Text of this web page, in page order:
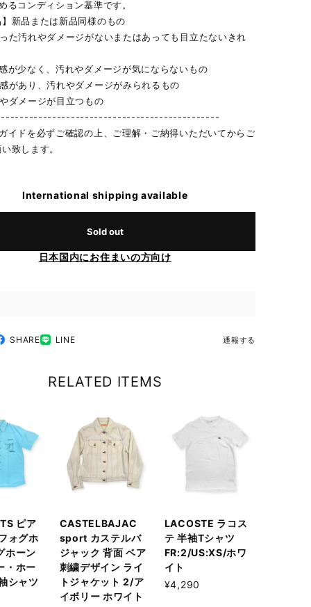
るコンディション基準です。
新品または新品同様のもの
た汚れやダメージがないまたはあっても目立たないきれ
が少なく、汚れやダメージが気にならないもの
があり、汚れやダメージがみられるもの
ダメージが目立つもの
イドを必ずご確認の上、ご理解・ご納得いただいてからご
致します。
International shipping available
Sold out
日本国内にお住まいの方向け
SHARE LINE 通報する
RELATED ITEMS
ピア
ォグホ
ホーン
・ホー
シャツ
CASTELBAJAC
sport カステルバ
ジャック 背面 ベア
刺繍デザイン ライ
トジャケット 2/ア
イボリー ホワイト
LACOSTE ラコス
テ 半袖Tシャツ
FR:2/US:XS/ホワ
イト
¥4,290